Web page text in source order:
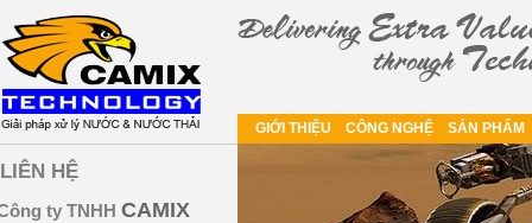
GIỚI THIỆU CÔNG NGHỆ SẢN PHẨM
LIÊN HỆ
ty TNHH CAMIX